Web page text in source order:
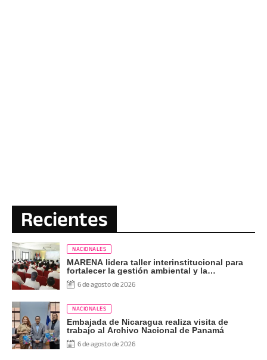
Recientes
NACIONALES
MARENA lidera taller interinstitucional para
fortalecer la gestión ambiental y la
supervisión energética
6 de agosto de 2026
NACIONALES
Embajada de Nicaragua realiza visita de
trabajo al Archivo Nacional de Panamá
6 de agosto de 2026